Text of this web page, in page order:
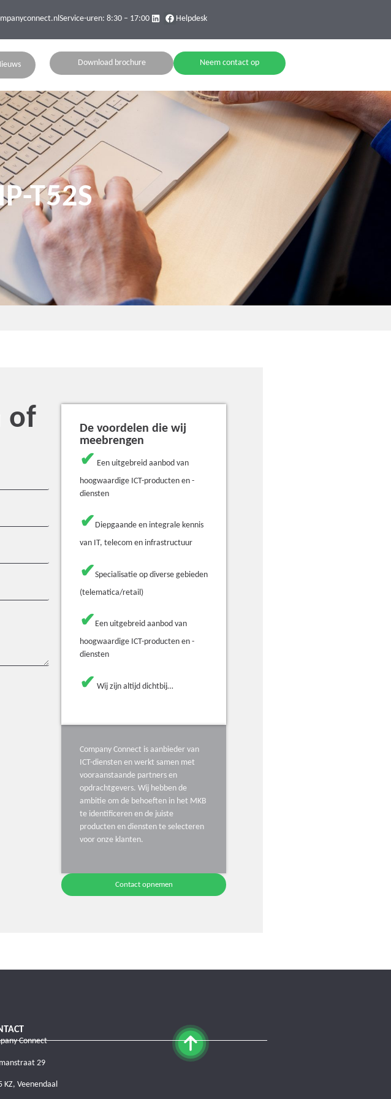
Service-uren: 8:30 – 17:00 Helpdesk
Download brochure Neem contact op
T52S
of
De voordelen die wij
meebrengen
✔ Een uitgebreid aanbod van
hoogwaardige ICT-producten en -
diensten
✔ Diepgaande en integrale kennis
van IT, telecom en infrastructuur
✔Specialisatie op diverse gebieden
(telematica/retail)
✔ Een uitgebreid aanbod van
hoogwaardige ICT-producten en -
diensten
✔ Wij zijn altijd dichtbij…
Company Connect is aanbieder van
ICT-diensten en werkt samen met
vooraanstaande partners en
opdrachtgevers. Wij hebben de
ambitie om de behoeften in het MKB
te identificeren en de juiste
producten en diensten te selecteren
voor onze klanten.
Contact opnemen
Connect
29
KZ, Veenendaal